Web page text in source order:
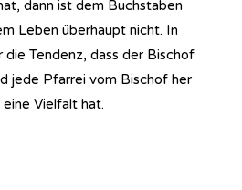
dann ist dem Buchstaben
Leben überhaupt nicht. In
Tendenz, dass der Bischof
jede Pfarrei vom Bischof her
Vielfalt hat.